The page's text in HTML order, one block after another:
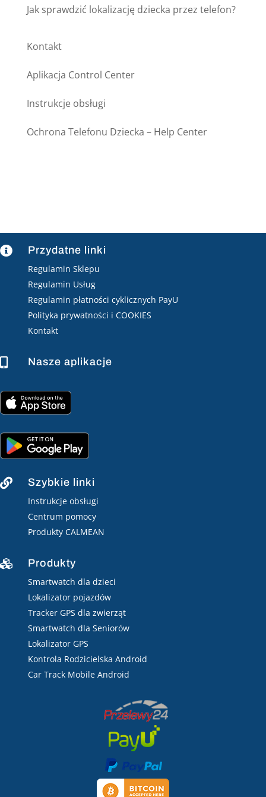
Jak sprawdzić lokalizację dziecka przez telefon?
Kontakt
Aplikacja Control Center
Instrukcje obsługi
Ochrona Telefonu Dziecka – Help Center
 Przydatne linki
Regulamin Sklepu
Regulamin Usług
Regulamin płatności cyklicznych PayU
Polityka prywatności i COOKIES
Kontakt
 Nasze aplikacje
 Szybkie linki
Instrukcje obsługi
Centrum pomocy
Produkty CALMEAN
 Produkty
Smartwatch dla dzieci
Lokalizator pojazdów
Tracker GPS dla zwierząt
Smartwatch dla Seniorów
Lokalizator GPS
Kontrola Rodzicielska Android
Car Track Mobile Android